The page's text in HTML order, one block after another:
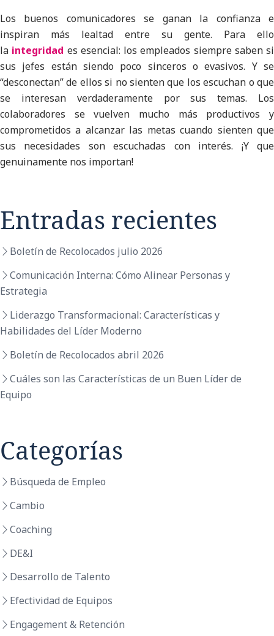
Los buenos comunicadores se ganan la confianza e
inspiran más lealtad entre su gente. Para ello
la integridad es esencial: los empleados siempre saben si
sus jefes están siendo poco sinceros o evasivos. Y se
“desconectan” de ellos si no sienten que los escuchan o que
se interesan verdaderamente por sus temas. Los
colaboradores se vuelven mucho más productivos y
comprometidos a alcanzar las metas cuando sienten que
sus necesidades son escuchadas con interés. ¡Y que
genuinamente nos importan!
Entradas recientes
Boletín de Recolocados julio 2026
Comunicación Interna: Cómo Alinear Personas y
Estrategia
Liderazgo Transformacional: Características y
Habilidades del Líder Moderno
Boletín de Recolocados abril 2026
Cuáles son las Características de un Buen Líder de
Equipo
Categorías
Búsqueda de Empleo
Cambio
Coaching
DE&I
Desarrollo de Talento
Efectividad de Equipos
Engagement & Retención